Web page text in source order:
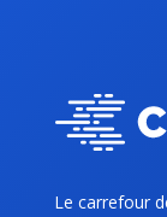
Le carrefour